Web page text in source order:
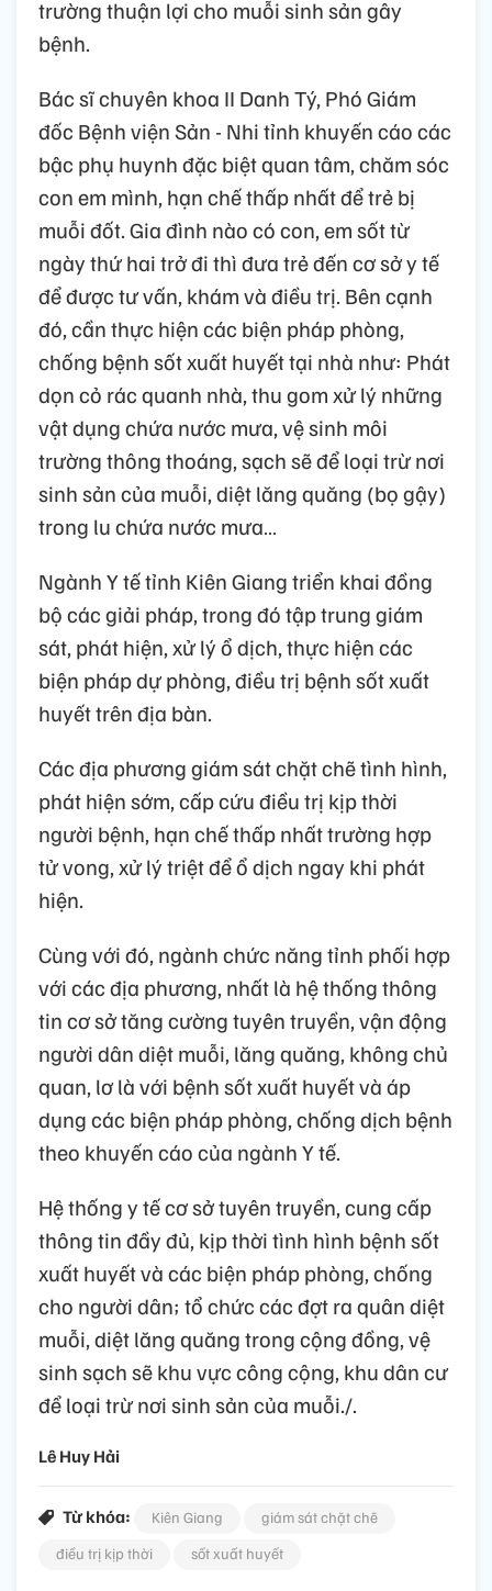
trường thuận lợi cho muỗi sinh sản gây
bệnh.
Bác sĩ chuyên khoa II Danh Tý, Phó Giám
đốc Bệnh viện Sản - Nhi tỉnh khuyến cáo các
bậc phụ huynh đặc biệt quan tâm, chăm sóc
con em mình, hạn chế thấp nhất để trẻ bị
muỗi đốt. Gia đình nào có con, em sốt từ
ngày thứ hai trở đi thì đưa trẻ đến cơ sở y tế
để được tư vấn, khám và điều trị. Bên cạnh
đó, cần thực hiện các biện pháp phòng,
chống bệnh sốt xuất huyết tại nhà như: Phát
dọn cỏ rác quanh nhà, thu gom xử lý những
vật dụng chứa nước mưa, vệ sinh môi
trường thông thoáng, sạch sẽ để loại trừ nơi
sinh sản của muỗi, diệt lăng quăng (bọ gậy)
trong lu chứa nước mưa…
Ngành Y tế tỉnh Kiên Giang triển khai đồng
bộ các giải pháp, trong đó tập trung giám
sát, phát hiện, xử lý ổ dịch, thực hiện các
biện pháp dự phòng, điều trị bệnh sốt xuất
huyết trên địa bàn.
Các địa phương giám sát chặt chẽ tình hình,
phát hiện sớm, cấp cứu điều trị kịp thời
người bệnh, hạn chế thấp nhất trường hợp
tử vong, xử lý triệt để ổ dịch ngay khi phát
hiện.
Cùng với đó, ngành chức năng tỉnh phối hợp
với các địa phương, nhất là hệ thống thông
tin cơ sở tăng cường tuyên truyền, vận động
người dân diệt muỗi, lăng quăng, không chủ
quan, lơ là với bệnh sốt xuất huyết và áp
dụng các biện pháp phòng, chống dịch bệnh
theo khuyến cáo của ngành Y tế.
Hệ thống y tế cơ sở tuyên truyền, cung cấp
thông tin đầy đủ, kịp thời tình hình bệnh sốt
xuất huyết và các biện pháp phòng, chống
cho người dân; tổ chức các đợt ra quân diệt
muỗi, diệt lăng quăng trong cộng đồng, vệ
sinh sạch sẽ khu vực công cộng, khu dân cư
để loại trừ nơi sinh sản của muỗi./.
Lê Huy Hải
Từ khóa: Kiên Giang
giám sát chặt chẽ
điều trị kịp thời
sốt xuất huyết